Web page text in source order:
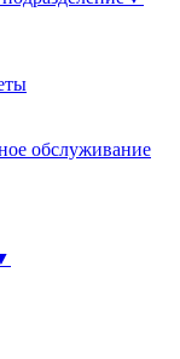
обслуживание